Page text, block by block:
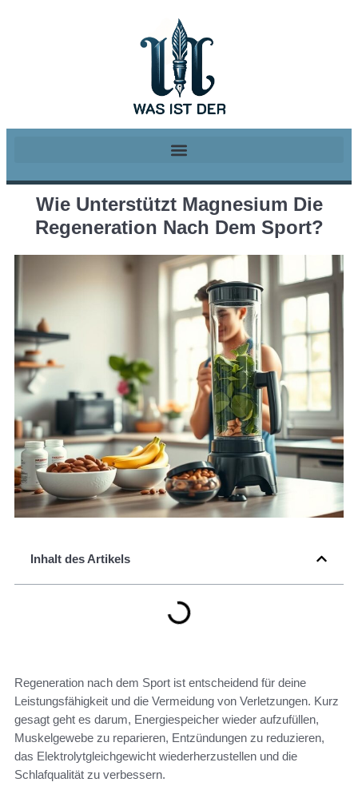
Wie Unterstützt Magnesium Die
Regeneration Nach Dem Sport?
Inhalt des Artikels
Regeneration nach dem Sport ist entscheidend für deine
Leistungsfähigkeit und die Vermeidung von Verletzungen. Kurz
gesagt geht es darum, Energiespeicher wieder aufzufüllen,
Muskelgewebe zu reparieren, Entzündungen zu reduzieren,
das Elektrolytgleichgewicht wiederherzustellen und die
Schlafqualität zu verbessern.